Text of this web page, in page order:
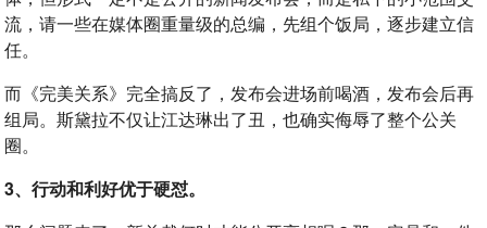
流，请一些在媒体圈重量级的总编，先组个饭局，逐步建立信
任。
而《完美关系》完全搞反了，发布会进场前喝酒，发布会后再
组局。斯黛拉不仅让江达琳出了丑，也确实侮辱了整个公关
圈。
3、行动和利好优于硬怼。